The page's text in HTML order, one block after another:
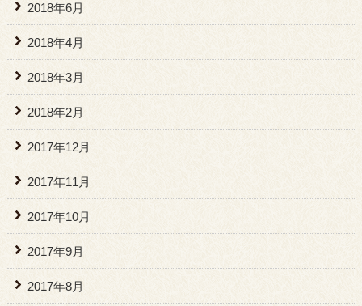
2018年6月
2018年4月
2018年3月
2018年2月
2017年12月
2017年11月
2017年10月
2017年9月
2017年8月